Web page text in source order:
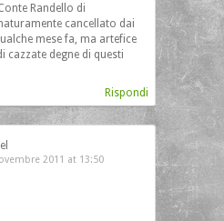
Randello di
cancellato dai
mese fa, ma artefice
cazzate degne di questi
Rispondi
2011 at 13:50